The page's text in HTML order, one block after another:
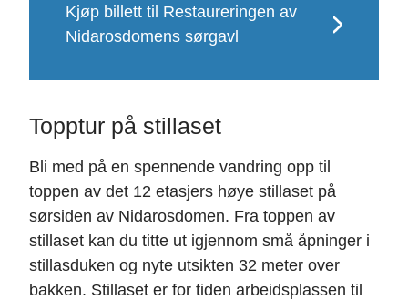
Kjøp billett til Restaureringen av
Nidarosdomens sørgavl
Topptur på stillaset
Bli med på en spennende vandring opp til
toppen av det 12 etasjers høye stillaset på
sørsiden av Nidarosdomen. Fra toppen av
stillaset kan du titte ut igjennom små åpninger i
stillasduken og nyte utsikten 32 meter over
bakken. Stillaset er for tiden arbeidsplassen til